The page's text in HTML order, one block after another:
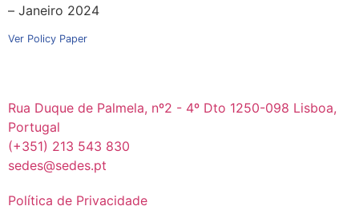
– Janeiro 2024
Ver Policy Paper
Rua Duque de Palmela, nº2 - 4º Dto 1250-098 Lisboa,
Portugal
(+351) 213 543 830
sedes@sedes.pt
Política de Privacidade